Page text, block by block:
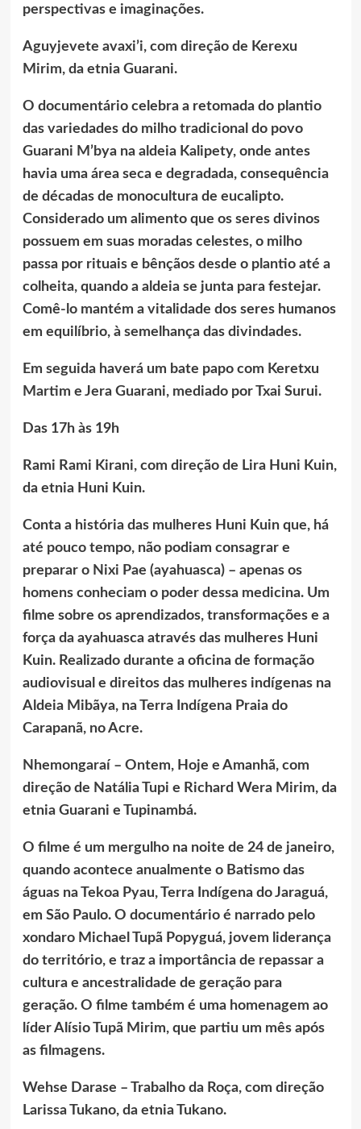
perspectivas e imaginações.
Aguyjevete avaxi’i, com direção de Kerexu
Mirim, da etnia Guarani.
O documentário celebra a retomada do plantio
das variedades do milho tradicional do povo
Guarani M’bya na aldeia Kalipety, onde antes
havia uma área seca e degradada, consequência
de décadas de monocultura de eucalipto.
Considerado um alimento que os seres divinos
possuem em suas moradas celestes, o milho
passa por rituais e bênçãos desde o plantio até a
colheita, quando a aldeia se junta para festejar.
Comê-lo mantém a vitalidade dos seres humanos
em equilíbrio, à semelhança das divindades.
Em seguida haverá um bate papo com Keretxu
Martim e Jera Guarani, mediado por Txai Surui.
Das 17h às 19h
Rami Rami Kirani, com direção de Lira Huni Kuin,
da etnia Huni Kuin.
Conta a história das mulheres Huni Kuin que, há
até pouco tempo, não podiam consagrar e
preparar o Nixi Pae (ayahuasca) – apenas os
homens conheciam o poder dessa medicina. Um
filme sobre os aprendizados, transformações e a
força da ayahuasca através das mulheres Huni
Kuin. Realizado durante a oficina de formação
audiovisual e direitos das mulheres indígenas na
Aldeia Mibãya, na Terra Indígena Praia do
Carapanã, no Acre.
Nhemongaraí – Ontem, Hoje e Amanhã, com
direção de Natália Tupi e Richard Wera Mirim, da
etnia Guarani e Tupinambá.
O filme é um mergulho na noite de 24 de janeiro,
quando acontece anualmente o Batismo das
águas na Tekoa Pyau, Terra Indígena do Jaraguá,
em São Paulo. O documentário é narrado pelo
xondaro Michael Tupã Popyguá, jovem liderança
do território, e traz a importância de repassar a
cultura e ancestralidade de geração para
geração. O filme também é uma homenagem ao
líder Alísio Tupã Mirim, que partiu um mês após
as filmagens.
Wehse Darase – Trabalho da Roça, com direção
Larissa Tukano, da etnia Tukano.